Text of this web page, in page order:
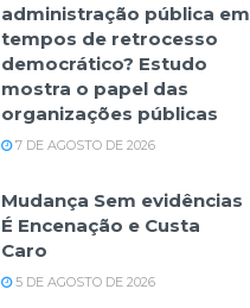
administração pública em
tempos de retrocesso
democrático? Estudo
mostra o papel das
organizações públicas
7 DE AGOSTO DE 2026
Mudança Sem evidências
É Encenação e Custa
Caro
5 DE AGOSTO DE 2026